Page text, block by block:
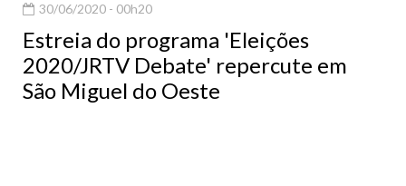
30/06/2020 - 00h20
Estreia do programa 'Eleições
2020/JRTV Debate' repercute em
São Miguel do Oeste